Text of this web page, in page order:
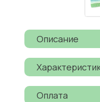
Описание
Оплата